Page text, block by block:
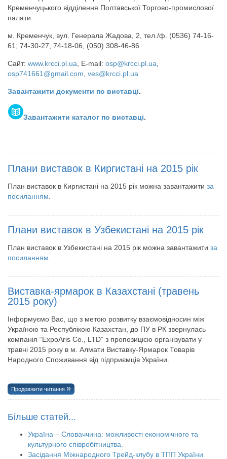
Кременчуцького відділення Полтавської Торгово-промислової
палати:
м. Кременчук, вул. Генерала Жадова, 2, тел./ф. (0536) 74-16-
61; 74-30-27, 74-18-06, (050) 308-46-86
Сайт: www.krcci.pl.ua , E-mail: osp@krcci.pl.ua
osp741661@gmail.com ves@krcci.pl.ua
Завантажити документи по виставці.
Завантажити каталог по виставці.
Плани виставок в Киргистані на 2015 рік
План виставок в Киргистані на 2015 рік можна завантажити за
посиланням
Плани виставок в Узбекистані на 2015 рік
План виставок в Узбекистані на 2015 рік можна завантажити за
посиланням
Виставка-ярмарок в Казахстані (травень
2015 року)
Інформуємо Вас, що з метою розвитку взаємовідносин між
Україною та Республікою Казахстан, до ПУ в РК звернулась
компанія “ExpoAris Co., LTD” з пропозицією організувати у
травні 2015 року в м. Алмати Виставку-Ярмарок Товарів
Народного Споживання від підприємців України.
Продовжити читання
Більше статей...
Україна – Словаччина: можливості економічного та
культурного співробітництва.
Засідання Міжнародного Трейд-клубу в ТПП України